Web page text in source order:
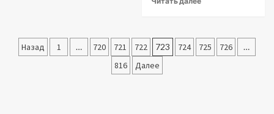
Пагинация
Назад 1 … 720 721 722 723 724 725 726 …
816 Далее